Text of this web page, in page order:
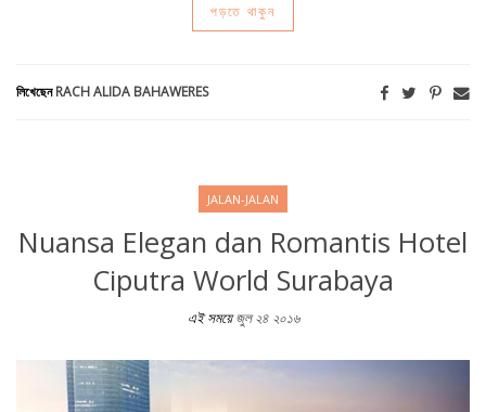
পড়তে থাকুন
লিখেছেনRACH ALIDA BAHAWERES
JALAN-JALAN
Nuansa Elegan dan Romantis Hotel
Ciputra World Surabaya
এই সময়েজুল ২৪ ২০১৬
Nuansa Elegan dan Romantis Hotel Ciputra World Surabaya